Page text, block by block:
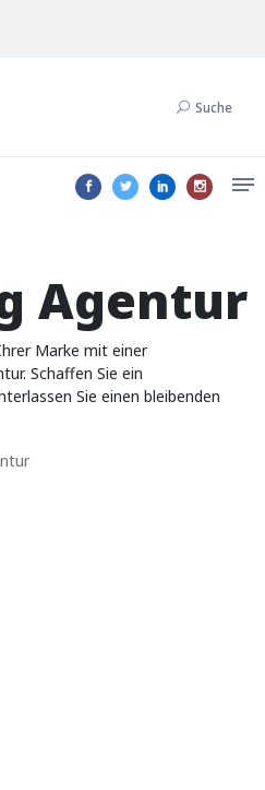
Suche
Agentur
Marke mit einer
Schaffen Sie ein
Sie einen bleibenden